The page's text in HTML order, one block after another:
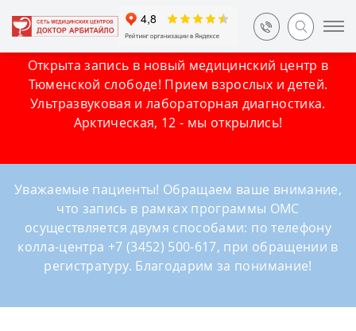
Открыта запись в новый медицинский центр в
Тюменской слободе! Прием взрослых и детей.
Ультразвуковая и лабораторная диагностика.
Арктическая, 12 - мы открылись!
Уважаемые пациенты! Обращаем ваше внимание,
что запись в рамках программы ОМС
осуществляется двумя способами: по телефону
колла-центра +7 (3452) 500-617, при обращении в
регистратуру. Благодарим за понимание!